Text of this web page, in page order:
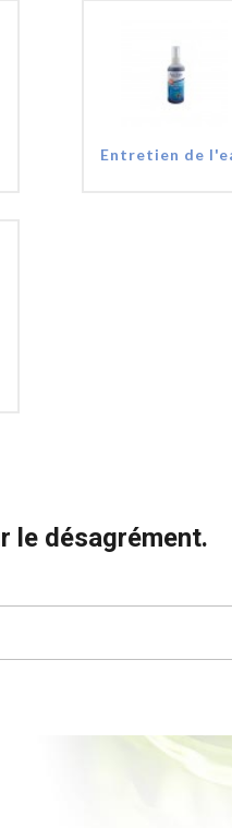
Entretien de
le désagrément.